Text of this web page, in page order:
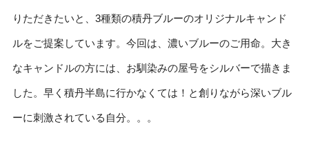
りただきたいと、3種類の積丹ブルーのオリジナルキャンド
ルをご提案しています。今回は、濃いブルーのご用命。大き
なキャンドルの方には、お馴染みの屋号をシルバーで描きま
した。早く積丹半島に行かなくては！と創りながら深いブル
ーに刺激されている自分。。。